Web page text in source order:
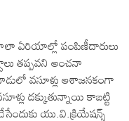
ఏరియాల్లో పంపిణీదారులు
త‌ప్ప‌వ‌ని అంచ‌నా
వ‌సూళ్లు ఆశాజ‌న‌కంగా
ద‌క్కుతున్నాయి కాబ‌ట్టి
యు.వి.క్రియేష‌న్స్